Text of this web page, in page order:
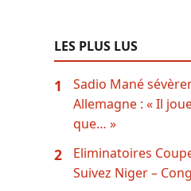
LES PLUS LUS
1
Sadio Mané
Allemagne : « Il
que… »
2
Eliminatoires
Suivez Niger –